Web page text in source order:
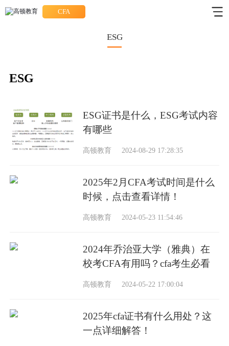
CFA
ESG
ESG
ESG证书是什么，ESG考试内容
有哪些
高顿教育 2024-08-29 17:28:35
2025年2月CFA考试时间是什么
时候，点击查看详情！
高顿教育 2024-05-23 11:54:46
2024年乔治亚大学（雅典）在
校考CFA有用吗？cfa考生必看
高顿教育 2024-05-22 17:00:04
2025年cfa证书有什么用处？这
一点详细解答！